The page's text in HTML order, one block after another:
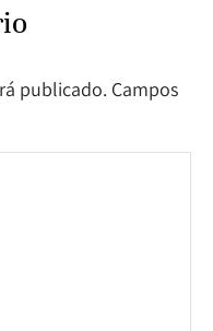
publicado. Campos